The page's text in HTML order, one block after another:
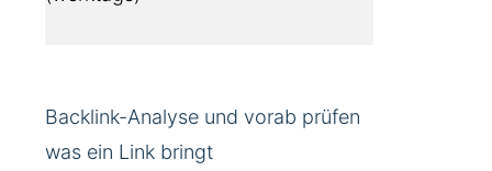
Backlink-Analyse und vorab prüfen
was ein Link bringt